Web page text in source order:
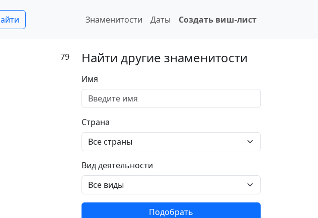
Знаменитости Даты Создать виш-лист
79 Найти другие знаменитости
Имя
Страна
Вид деятельности
Подобрать